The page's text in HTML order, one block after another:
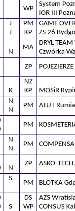
WP
System
IOR III
J
J
PM
KP
GAME
ZS 26
N
MA
DRYL
Czwórka
ZP
K
NZ
KP
MOSiR
N
N
PM ATUT Rumia
PM
N
N
PM
N
ZP ASKO-
S
PM BLOTKA
S
DS
WP
AZS
CONSUS